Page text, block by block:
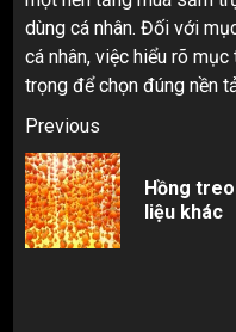
dùng cá nhân. Đối với
cá nhân, việc hiểu rõ
trọng để chọn đúng nền
Post
navigation
Previous
Hồng
liệu khác